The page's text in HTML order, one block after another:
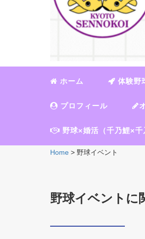
ホーム 体験野
プロフィール
野球×婚活（千乃鯉×千
Home > 野球イベント
野球イベントに